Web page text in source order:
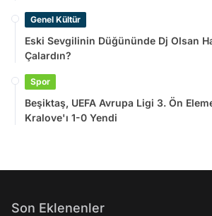
Genel Kültür
Eski Sevgilinin Düğününde Dj Olsan
Çalardın?
Spor
Beşiktaş, UEFA Avrupa Ligi 3. Ön
Kralove'ı 1-0 Yendi
Son Eklenenler